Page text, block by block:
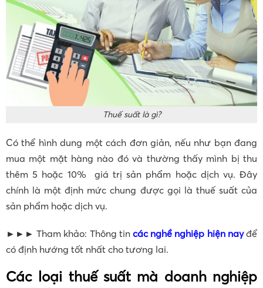
Thuế suất là gì?
Có thể hình dung một cách đơn giản, nếu như bạn đang
mua một mặt hàng nào đó và thường thấy mình bị thu
thêm 5 hoặc 10% giá trị sản phẩm hoặc dịch vụ. Đây
chính là một định mức chung được gọi là thuế suất của
sản phẩm hoặc dịch vụ.
►►► Tham khảo: Thông tin các nghề nghiệp hiện nayđể
có định hướng tốt nhất cho tương lai.
Các loại thuế suất mà doanh nghiệp